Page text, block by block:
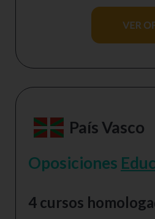
País Vasco
Oposiciones
4 cursos